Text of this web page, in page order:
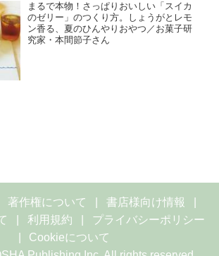
まるで本物！さっぱりおいしい「スイカ
のゼリー」のつくり方。しょうがとレモ
ン香る、夏のひんやりおやつ／お菓子研
究家・本間節子さん
著作権について
書店様向け情報
利用規約
プライバシーポリシー
Cookieについて